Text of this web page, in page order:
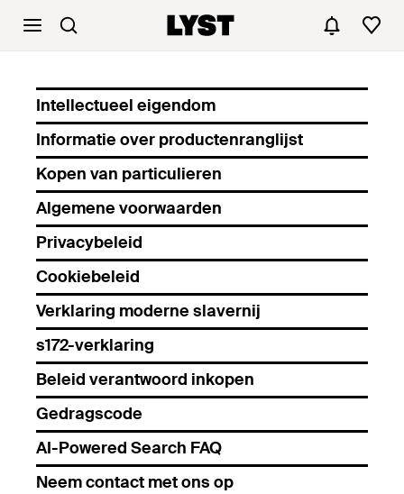
Intellectueel eigendom
Informatie over productenranglijst
Kopen van particulieren
Algemene voorwaarden
Privacybeleid
Cookiebeleid
Verklaring moderne slavernij
s172-verklaring
Beleid verantwoord inkopen
Gedragscode
AI-Powered Search FAQ
Neem contact met ons op